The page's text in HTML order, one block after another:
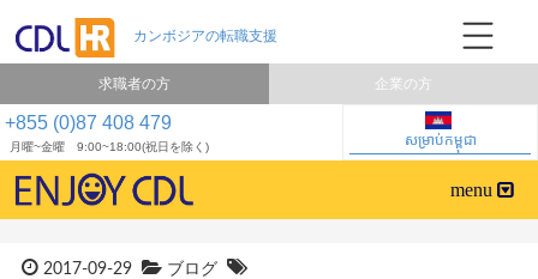
+855 (0)87 408 479
月曜~金曜 9:00~18:00(祝日を除く) សម្រាប់កម្ពុជា
求職者の方 企業の方
2017-09-29 ブログ